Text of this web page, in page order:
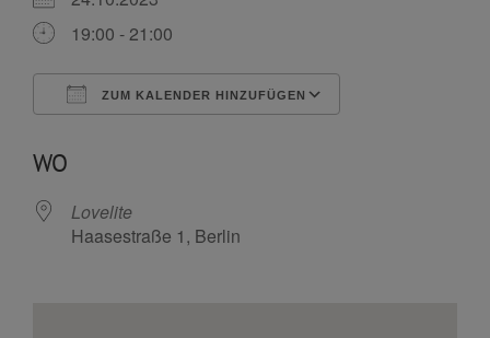
19:00 - 21:00
ZUM KALENDER HINZUFÜGEN
WO
Lovelite
Haasestraße 1, Berlin